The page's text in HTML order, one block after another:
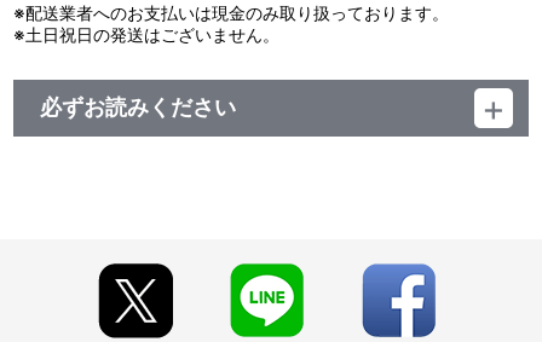
※配送業者へのお支払いは現金のみ取り扱っております。
※土日祝日の発送はございません。
必ずお読みください